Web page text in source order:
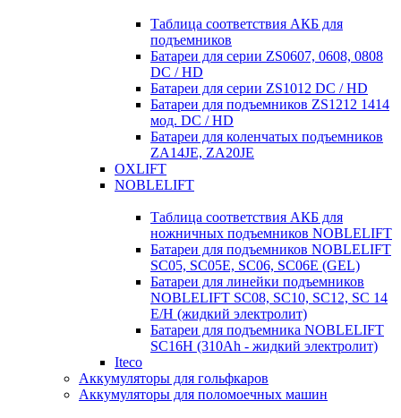
Таблица соответствия АКБ для
подъемников
Батареи для серии ZS0607, 0608, 0808
DC / HD
Батареи для серии ZS1012 DC / HD
Батареи для подъемников ZS1212 1414
мод. DC / HD
Батареи для коленчатых подъемников
ZA14JE, ZA20JE
OXLIFT
NOBLELIFT
Таблица соответствия АКБ для
ножничных подъемников NOBLELIFT
Батареи для подъемников NOBLELIFT
SC05, SC05E, SC06, SC06E (GEL)
Батареи для линейки подъемников
NOBLELIFT SC08, SC10, SC12, SC 14
E/H (жидкий электролит)
Батареи для подъемника NOBLELIFT
SC16H (310Ah - жидкий электролит)
Iteco
Аккумуляторы для гольфкаров
Аккумуляторы для поломоечных машин